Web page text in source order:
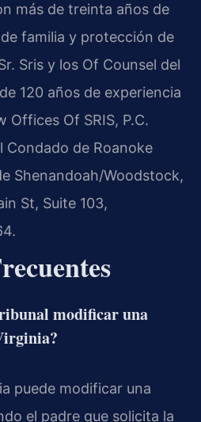
más de treinta años de
familia y protección de
Sris y los Of Counsel del
120 años de experiencia
Offices Of SRIS, P.C.
Condado de Roanoke
Shenandoah/Woodstock,
St, Suite 103,
modificar una
puede modificar una
el padre que solicita la